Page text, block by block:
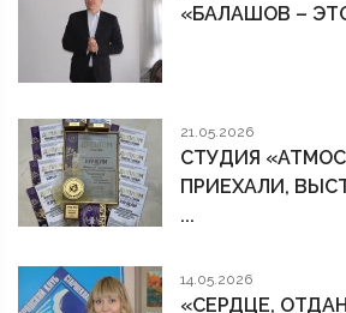
«БАЛАШОВ –
21.05.2026
СТУДИЯ
ПРИЕХАЛИ,
...
14.05.2026
«СЕРДЦЕ,